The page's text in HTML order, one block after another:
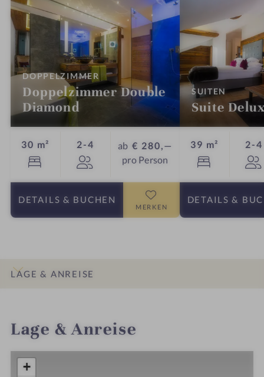
DOPPELZIMMER
Doppelzimmer Double
Diamond
30 m² 2-4 Personen
ab € 280,—
pro Person
DETAILS & BUCHEN
MERKEN
SUITEN:
Suite
39 m² 2-4
DETAILS &
LAGE & ANREISE
Lage & Anreise
+